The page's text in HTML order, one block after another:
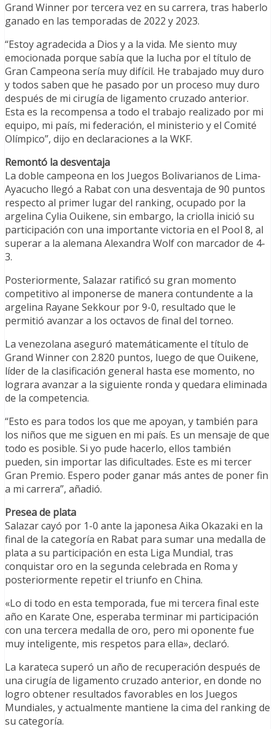
Grand Winner por tercera vez en su carrera, tras haberlo
ganado en las temporadas de 2022 y 2023.
“Estoy agradecida a Dios y a la vida. Me siento muy
emocionada porque sabía que la lucha por el título de
Gran Campeona sería muy difícil. He trabajado muy duro
y todos saben que he pasado por un proceso muy duro
después de mi cirugía de ligamento cruzado anterior.
Esta es la recompensa a todo el trabajo realizado por mi
equipo, mi país, mi federación, el ministerio y el Comité
Olímpico”, dijo en declaraciones a la WKF.
Remontó la desventaja
La doble campeona en los Juegos Bolivarianos de Lima-
Ayacucho llegó a Rabat con una desventaja de 90 puntos
respecto al primer lugar del ranking, ocupado por la
argelina Cylia Ouikene, sin embargo, la criolla inició su
participación con una importante victoria en el Pool 8, al
superar a la alemana Alexandra Wolf con marcador de 4-
3.
Posteriormente, Salazar ratificó su gran momento
competitivo al imponerse de manera contundente a la
argelina Rayane Sekkour por 9-0, resultado que le
permitió avanzar a los octavos de final del torneo.
La venezolana aseguró matemáticamente el título de
Grand Winner con 2.820 puntos, luego de que Ouikene,
líder de la clasificación general hasta ese momento, no
lograra avanzar a la siguiente ronda y quedara eliminada
de la competencia.
“Esto es para todos los que me apoyan, y también para
los niños que me siguen en mi país. Es un mensaje de que
todo es posible. Si yo pude hacerlo, ellos también
pueden, sin importar las dificultades. Este es mi tercer
Gran Premio. Espero poder ganar más antes de poner fin
a mi carrera”, añadió.
Presea de plata
Salazar cayó por 1-0 ante la japonesa Aika Okazaki en la
final de la categoría en Rabat para sumar una medalla de
plata a su participación en esta Liga Mundial, tras
conquistar oro en la segunda celebrada en Roma y
posteriormente repetir el triunfo en China.
«Lo di todo en esta temporada, fue mi tercera final este
año en Karate One, esperaba terminar mi participación
con una tercera medalla de oro, pero mi oponente fue
muy inteligente, mis respetos para ella», declaró.
La karateca superó un año de recuperación después de
una cirugía de ligamento cruzado anterior, en donde no
logro obtener resultados favorables en los Juegos
Mundiales, y actualmente mantiene la cima del ranking de
su categoría.